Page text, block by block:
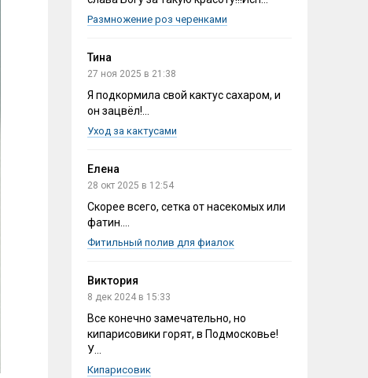
Размножение роз черенками
Тина
27 ноя 2025 в 21:38
Я подкормила свой кактус сахаром, и
он зацвёл!...
Уход за кактусами
Елена
28 окт 2025 в 12:54
Скорее всего, сетка от насекомых или
фатин....
Фитильный полив для фиалок
Виктория
8 дек 2024 в 15:33
Все конечно замечательно, но
кипарисовики горят, в Подмосковье!
У...
Кипарисовик